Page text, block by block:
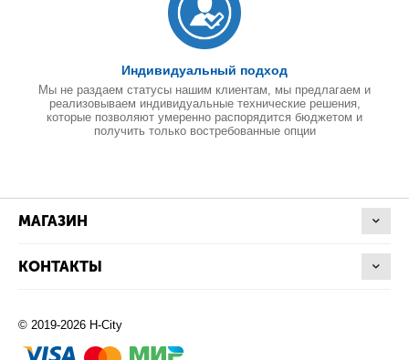
Индивидуальный подход
Мы не раздаем статусы нашим клиентам, мы предлагаем и
реализовываем индивидуальные технические решения,
которые позволяют умеренно распорядится бюджетом и
получить только востребованные опции
МАГАЗИН
КОНТАКТЫ
© 2019-2026 H-City